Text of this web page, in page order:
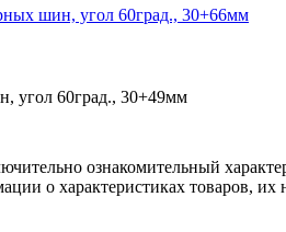
угол 60град., 30+49мм
ознакомительный
о характеристиках товаров, их